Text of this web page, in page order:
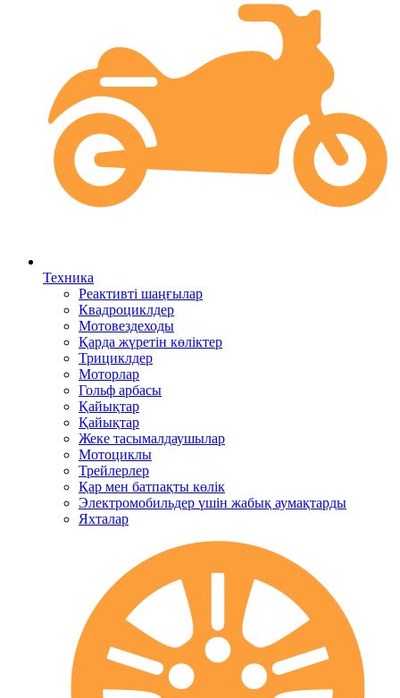
Техника
Реактивті шаңғылар
Квадроциклдер
Мотовездеходы
Қарда жүретін көліктер
Трициклдер
Моторлар
Гольф арбасы
Қайықтар
Қайықтар
Жеке тасымалдаушылар
Мотоциклы
Трейлерлер
Қар мен батпақты көлік
Электромобильдер үшін жабық аумақтарды
Яхталар